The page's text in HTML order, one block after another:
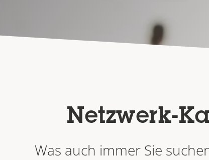
Netzwerk-
Was auch immer Sie